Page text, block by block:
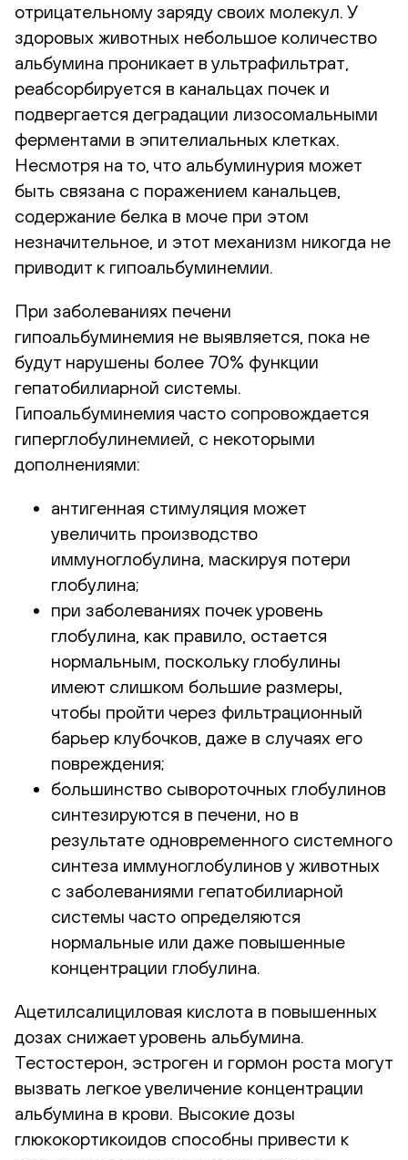
отрицательному заряду своих молекул. У
здоровых животных небольшое количество
альбумина проникает в ультрафильтрат,
реабсорбируется в канальцах почек и
подвергается деградации лизосомальными
ферментами в эпителиальных клетках.
Несмотря на то, что альбуминурия может
быть связана с поражением канальцев,
содержание белка в моче при этом
незначительное, и этот механизм никогда не
приводит к гипоальбуминемии.
При заболеваниях печени
гипоальбуминемия не выявляется, пока не
будут нарушены более 70% функции
гепатобилиарной системы.
Гипоальбуминемия часто сопровождается
гиперглобулинемией, с некоторыми
дополнениями:
антигенная стимуляция может
увеличить производство
иммуноглобулина, маскируя потери
глобулина;
при заболеваниях почек уровень
глобулина, как правило, остается
нормальным, поскольку глобулины
имеют слишком большие размеры,
чтобы пройти через фильтрационный
барьер клубочков, даже в случаях его
повреждения;
большинство сывороточных глобулинов
синтезируются в печени, но в
результате одновременного системного
синтеза иммуноглобулинов у животных
с заболеваниями гепатобилиарной
системы часто определяются
нормальные или даже повышенные
концентрации глобулина.
Ацетилсалициловая кислота в повышенных
дозах снижает уровень альбумина.
Тестостерон, эстроген и гормон роста могут
вызвать легкое увеличение концентрации
альбумина в крови. Высокие дозы
глюкокортикоидов способны привести к